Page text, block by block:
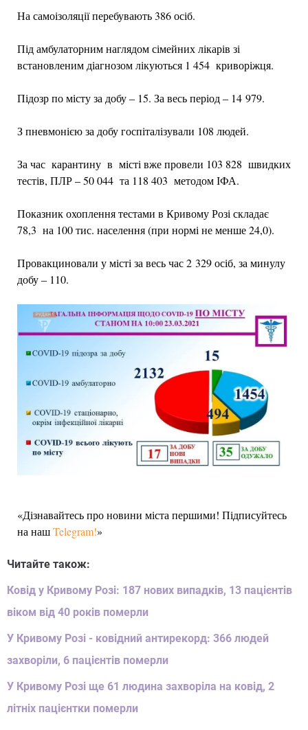
На самоізоляції перебувають 386 осіб.
Під амбулаторним наглядом сімейних лікарів зі
встановленим діагнозом лікуються 1 454 криворіжця.
Підозр по місту за добу – 15. За весь період – 14 979.
З пневмонією за добу госпіталізували 108 людей.
За час карантину в місті вже провели 103 828 швидких
тестів, ПЛР – 50 044 та 118 403 методом ІФА.
Показник охоплення тестами в Кривому Розі складає
78,3 на 100 тис. населення (при нормі не менше 24,0).
Провакциновали у місті за весь час 2 329 осіб, за минулу
добу – 110.
«Дізнавайтесь про новини міста першими! Підписуйтесь
на нашTelegram!»
Читайте також:
Ковід у Кривому Розі: 187 нових випадків, 13 пацієнтів
віком від 40 років померли
У Кривому Розі - ковідний антирекорд: 366 людей
захворіли, 6 пацієнтів померли
У Кривому Розі ще 61 людина захворіла на ковід, 2
літніх пацієнтки померли